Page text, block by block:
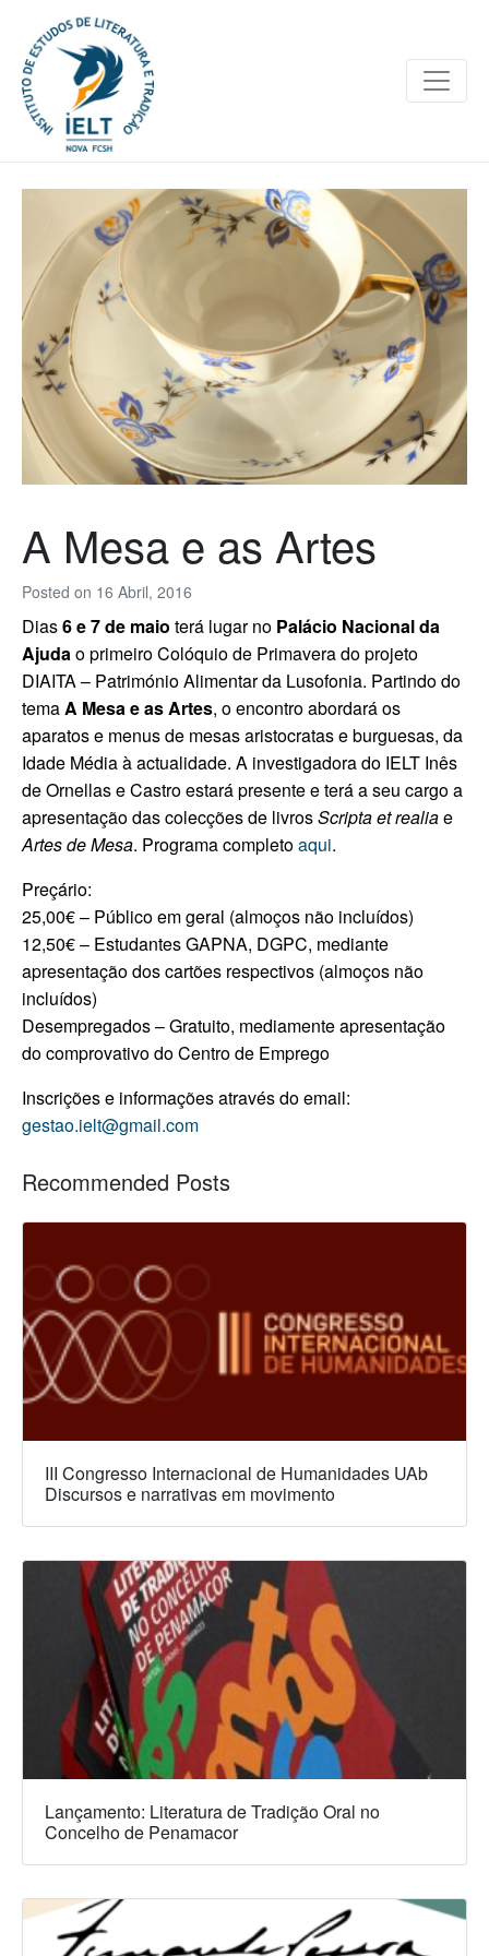
Posted on 16 Abril, 2016
A Mesa e as Artes
Dias6 e 7 de maio terá lugar no Palácio Nacional da
Ajudao primeiro Colóquio de Primavera do projeto
DIAITA – Património Alimentar da Lusofonia. Partindo do
temaA Mesa e as Artes, o encontro abordará os
aparatos e menus de mesas aristocratas e burguesas, da
Idade Média à actualidade. A investigadora do IELT Inês
de Ornellas e Castro estará presente e terá a seu cargo a
apresentação das colecções de livrosScripta et realiae
Artes de Mesa. Programa completoaqui.
Preçário:
25,00€ – Público em geral (almoços não incluídos)
12,50€ – Estudantes GAPNA, DGPC, mediante
apresentação dos cartões respectivos (almoços não
incluídos)
Desempregados – Gratuito, mediamente apresentação
do comprovativo do Centro de Emprego
Inscrições e informações através do email:
gestao.ielt@gmail.com
Recommended Posts
III Congresso Internacional de Humanidades UAb
Discursos e narrativas em movimento
Lançamento: Literatura de Tradição Oral no
Concelho de Penamacor